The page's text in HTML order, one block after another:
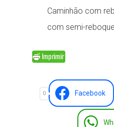
Caminhão com
com semi-
0 Facebook